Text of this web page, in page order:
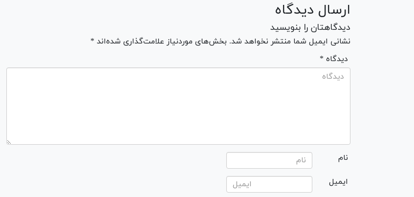
ارسال دیدگاه
دیدگاهتان را بنویسید
نشانی ایمیل شما منتشر نخواهد شد. بخش‌های موردنیاز علامت‌گذاری شده‌اند *
* دیدگاه
نام
ایمیل